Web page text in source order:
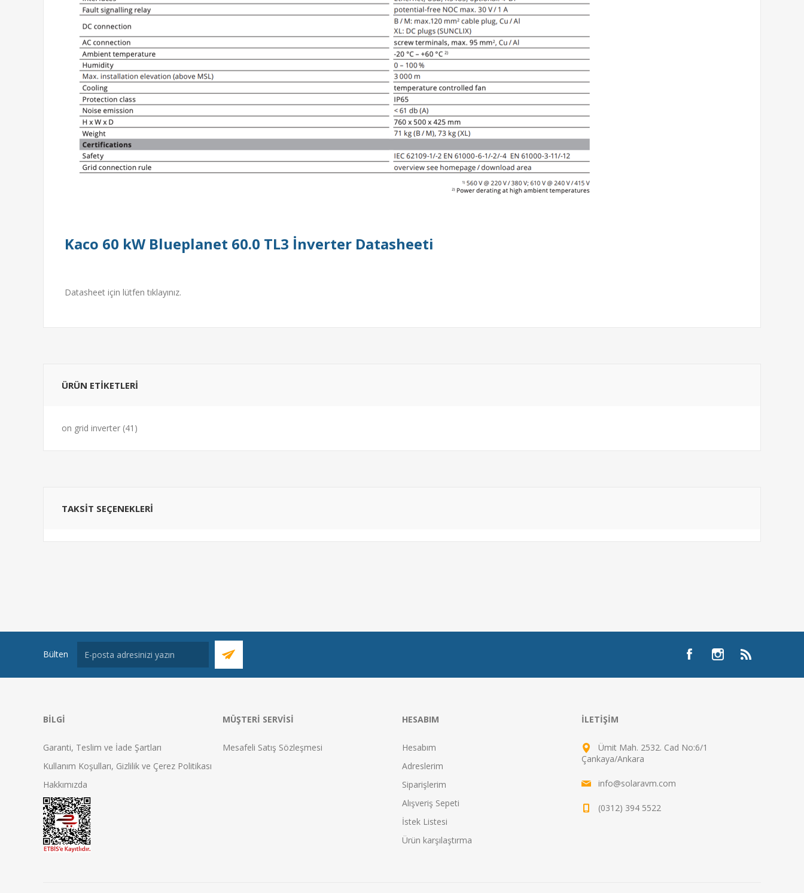
Kaco 60 kW Blueplanet 60.0 TL3 İnverter Datasheeti
Datasheet için lütfen tıklayınız.
ÜRÜN ETIKETLERI
on grid inverter (41)
TAKSIT SEÇENEKLERI
Bülten
BILGI
Garanti, Teslim ve İade Şartları
Kullanım Koşulları, Gizlilik ve Çerez Politikası
Hakkımızda
MÜŞTERI SERVISI
Mesafeli Satış Sözleşmesi
HESABIM
Hesabım
Adreslerim
Siparişlerim
Alışveriş Sepeti
İstek Listesi
Ürün karşılaştırma
İLETIŞIM
Ümit Mah. 2532. Cad No:6/1
Çankaya/Ankara
info@solaravm.com
(0312) 394 5522